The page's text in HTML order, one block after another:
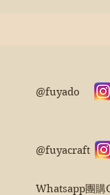
@fuyado
@fuyacraft
Whatsapp團購